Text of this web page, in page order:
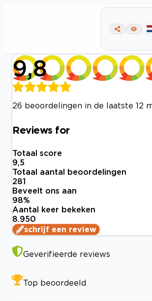
9,8
26 beoordelingen in de laatste 12
Reviews for
Totaal score
9,5
Totaal aantal beoordelingen
281
Beveelt ons aan
98%
Aantal keer bekeken
8.950
schrijf een review
Geverifieerde reviews
Top beoordeeld